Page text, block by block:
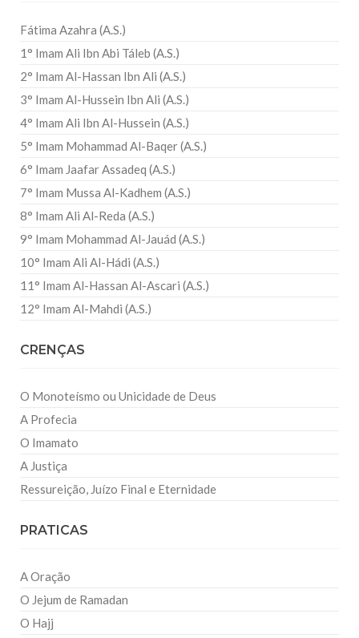
Fátima Azahra (A.S.)
1° Imam Ali Ibn Abi Táleb (A.S.)
2° Imam Al-Hassan Ibn Ali (A.S.)
3° Imam Al-Hussein Ibn Ali (A.S.)
4° Imam Ali Ibn Al-Hussein (A.S.)
5° Imam Mohammad Al-Baqer (A.S.)
6° Imam Jaafar Assadeq (A.S.)
7° Imam Mussa Al-Kadhem (A.S.)
8° Imam Ali Al-Reda (A.S.)
9° Imam Mohammad Al-Jauád (A.S.)
10° Imam Ali Al-Hádi (A.S.)
11° Imam Al-Hassan Al-Ascari (A.S.)
12° Imam Al-Mahdi (A.S.)
CRENÇAS
O Monoteísmo ou Unicidade de Deus
A Profecia
O Imamato
A Justiça
Ressureição, Juízo Final e Eternidade
PRATICAS
A Oração
O Jejum de Ramadan
O Hajj